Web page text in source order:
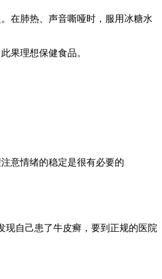
在肺热、声音嘶哑时，服用冰糖水
果理想保健食品。
意情绪的稳定是很有必要的
现自己患了牛皮癣，要到正规的医院